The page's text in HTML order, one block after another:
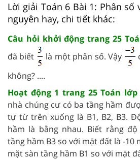
Lời giải Toán 6 Bài 1: Phân
nguyên hay, chi tiết khác:
Câu hỏi khởi động trang 25
đã biết
là một phân số. Vậy
không? ....
Hoạt động 1 trang 25 Toán lớp
nhà chúng cư có ba tầng hầm
tự từ trên xuống là B1, B2, B3.
hầm là bằng nhau. Biết rằng
tầng hầm B3 so với mặt đất là -10
mặt sàn tầng hầm B1 so với mặt